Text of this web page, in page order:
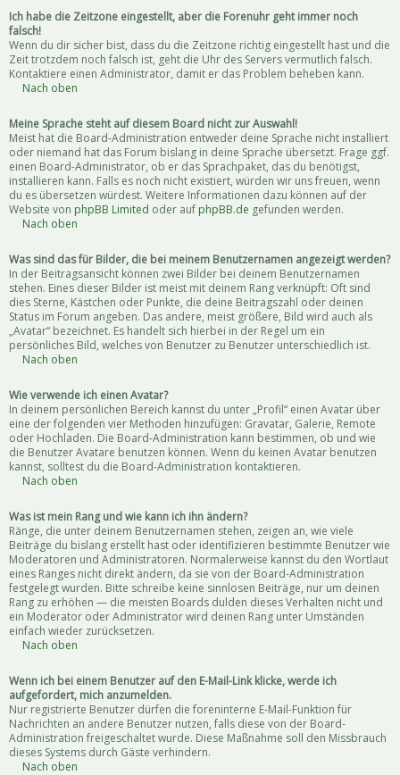
Ich habe die Zeitzone eingestellt, aber die Forenuhr geht immer noch
falsch!
Wenn du dir sicher bist, dass du die Zeitzone richtig eingestellt hast und die
Zeit trotzdem noch falsch ist, geht die Uhr des Servers vermutlich falsch.
Kontaktiere einen Administrator, damit er das Problem beheben kann.
Nach oben
Meine Sprache steht auf diesem Board nicht zur Auswahl!
Meist hat die Board-Administration entweder deine Sprache nicht installiert
oder niemand hat das Forum bislang in deine Sprache übersetzt. Frage ggf.
einen Board-Administrator, ob er das Sprachpaket, das du benötigst,
installieren kann. Falls es noch nicht existiert, würden wir uns freuen, wenn
du es übersetzen würdest. Weitere Informationen dazu können auf der
Website von phpBB Limited oder auf phpBB.de gefunden werden.
Nach oben
Was sind das für Bilder, die bei meinem Benutzernamen angezeigt werden?
In der Beitragsansicht können zwei Bilder bei deinem Benutzernamen
stehen. Eines dieser Bilder ist meist mit deinem Rang verknüpft: Oft sind
dies Sterne, Kästchen oder Punkte, die deine Beitragszahl oder deinen
Status im Forum angeben. Das andere, meist größere, Bild wird auch als
„Avatar“ bezeichnet. Es handelt sich hierbei in der Regel um ein
persönliches Bild, welches von Benutzer zu Benutzer unterschiedlich ist.
Nach oben
Wie verwende ich einen Avatar?
In deinem persönlichen Bereich kannst du unter „Profil“ einen Avatar über
eine der folgenden vier Methoden hinzufügen: Gravatar, Galerie, Remote
oder Hochladen. Die Board-Administration kann bestimmen, ob und wie
die Benutzer Avatare benutzen können. Wenn du keinen Avatar benutzen
kannst, solltest du die Board-Administration kontaktieren.
Nach oben
Was ist mein Rang und wie kann ich ihn ändern?
Ränge, die unter deinem Benutzernamen stehen, zeigen an, wie viele
Beiträge du bislang erstellt hast oder identifizieren bestimmte Benutzer wie
Moderatoren und Administratoren. Normalerweise kannst du den Wortlaut
eines Ranges nicht direkt ändern, da sie von der Board-Administration
festgelegt wurden. Bitte schreibe keine sinnlosen Beiträge, nur um deinen
Rang zu erhöhen — die meisten Boards dulden dieses Verhalten nicht und
ein Moderator oder Administrator wird deinen Rang unter Umständen
einfach wieder zurücksetzen.
Nach oben
Wenn ich bei einem Benutzer auf den E-Mail-Link klicke, werde ich
aufgefordert, mich anzumelden.
Nur registrierte Benutzer dürfen die foreninterne E-Mail-Funktion für
Nachrichten an andere Benutzer nutzen, falls diese von der Board-
Administration freigeschaltet wurde. Diese Maßnahme soll den Missbrauch
dieses Systems durch Gäste verhindern.
Nach oben